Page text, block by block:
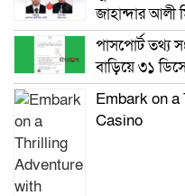
জাহান্দার
পাসপোর্ট তথ্য
বাড়িয়ে ৩১
Embark on
Casino